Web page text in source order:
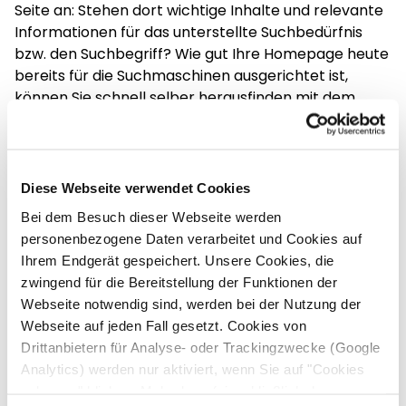
Diese Webseite verwendet Cookies
Bei dem Besuch dieser Webseite werden
personenbezogene Daten verarbeitet und Cookies auf
Ihrem Endgerät gespeichert. Unsere Cookies, die
zwingend für die Bereitstellung der Funktionen der
Webseite notwendig sind, werden bei der Nutzung der
Webseite auf jeden Fall gesetzt. Cookies von
Drittanbietern für Analyse- oder Trackingzwecke (Google
Analytics) werden nur aktiviert, wenn Sie auf "Cookies
Sowohl technisch als auch inhaltlich. Und das bezieht
sich nicht allein auf die Informationen in der Rubrik
„Aktuelles“. Die Welt da draußen dreht sich schnell.
Ihre Internetpräsenz sollte nicht den Eindruck
machen, Sie würden nicht mit der Zeit gehen.
Seite an: Stehen dort wichtige Inhalte und relevante
Informationen für das unterstellte Suchbedürfnis
bzw. den Suchbegriff? Wie gut Ihre Homepage heute
bereits für die Suchmaschinen ausgerichtet ist,
können Sie schnell selber herausfinden mit dem
hier >>
Inbound Marketing Strategie zu Ihrer Pflichtdisziplin
einmaliger Akt, den man nach Livegang einer neuen
Website einmal vollzieht und dann ist es geschafft.
Es ist eine kontinuierliche, komplexe und zeitintensive
Aufgabe, bei der viele Aspekte aus Technik, Inhalt,
Aufbau und externen Faktoren eine Rolle spielen.
Wenn man sich dieser Aufgabe aber annimmt, dann
hat man meist bessere Chancen als gedacht, es auf
die erste Seite für bestimmte Suchbegriffe oder
Mehr erfahren